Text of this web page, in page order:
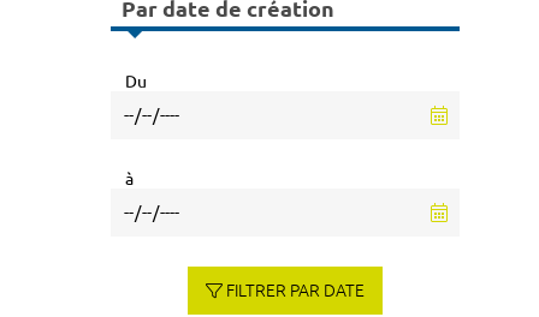
Par date de création
Du
à
FILTRER PAR DATE